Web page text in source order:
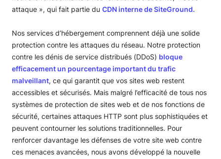
attaque », qui fait partie du CDN interne de SiteGround.
Nos services d’hébergement comprennent déjà une solide
protection contre les attaques du réseau. Notre protection
contre les dénis de service distribués (DDoS) bloque
efficacement un pourcentage important du trafic
malveillant, ce qui garantit que vos sites web restent
accessibles et sécurisés. Mais malgré l’efficacité de tous nos
systèmes de protection de sites web et de nos fonctions de
sécurité, certaines attaques HTTP sont plus sophistiquées et
peuvent contourner les solutions traditionnelles. Pour
renforcer davantage les défenses de votre site web contre
ces menaces avancées, nous avons développé la nouvelle